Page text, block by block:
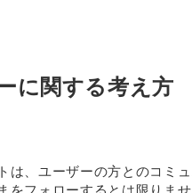
に関する考え方
は、ユーザーの方とのコミ
をフォローするとは限りま